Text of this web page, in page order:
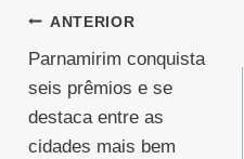
Navegação
de
Post
ANTERIOR
Parnamirim conquista
seis prêmios e se
destaca entre as
cidades mais bem